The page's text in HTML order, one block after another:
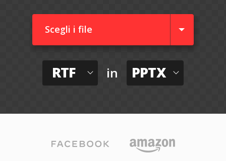
Scegli i file
RTF in PPTX